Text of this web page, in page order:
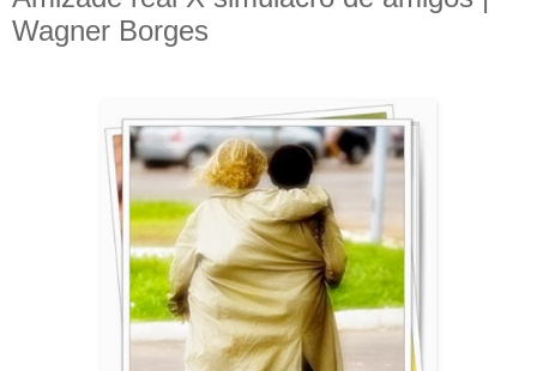
Wagner Borges